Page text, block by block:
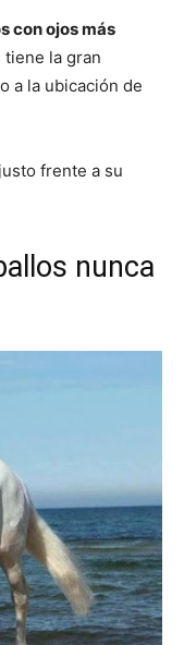
con ojos más
tiene la gran
a la ubicación de
frente a su
nunca